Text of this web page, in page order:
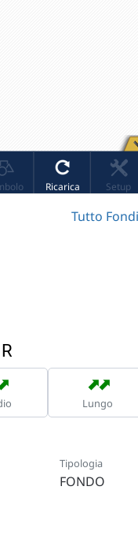
Tutto
➡
➡
Lungo
Tipologia
FONDO